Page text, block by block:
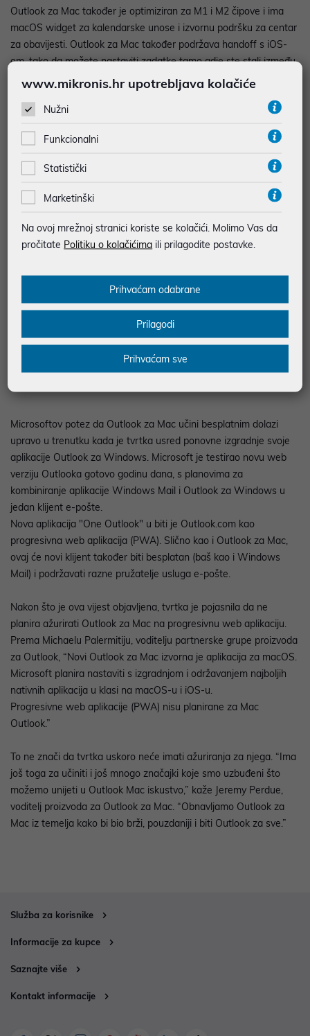
Outlook za Mac također je optimiziran za M1 i M2 čipove i ima
macOS widget za kalendarske unose i izvornu podršku za centar
za obavijesti. Outlook za Mac također podržava handoff s iOS-
om, tako da možete nastaviti zadatke tamo gdje ste stali između
iOS i Mac uređaja.
Microsoft će također uskoro dodati opciju zavirivanja u traku
aplikacije Outlook za Mac. Proizvođač softvera također planira
podržati Appleov Focus doživljaj s novim Outlook profilima koji
uskoro dolaze.
Microsoftov potez da Outlook za Mac učini besplatnim dolazi
upravo u trenutku kada je tvrtka usred ponovne izgradnje svoje
aplikacije Outlook za Windows. Microsoft je testirao novu web
verziju Outlooka gotovo godinu dana, s planovima za
kombiniranje aplikacije Windows Mail i Outlook za Windows u
jedan klijent e-pošte.
Nova aplikacija "One Outlook" u biti je Outlook.com kao
progresivna web aplikacija (PWA). Slično kao i Outlook za Mac,
ovaj će novi klijent također biti besplatan (baš kao i Windows
Mail) i podržavati razne pružatelje usluga e-pošte.
Nakon što je ova vijest objavljena, tvrtka je pojasnila da ne
planira ažurirati Outlook za Mac na progresivnu web aplikaciju.
Prema Michaelu Palermitiju, voditelju partnerske grupe proizvoda
za Outlook, “Novi Outlook za Mac izvorna je aplikacija za macOS.
Microsoft planira nastaviti s izgradnjom i održavanjem najboljih
nativnih aplikacija u klasi na macOS-u i iOS-u.
Progresivne web aplikacije (PWA) nisu planirane za Mac
Outlook.”
To ne znači da tvrtka uskoro neće imati ažuriranja za njega. “Ima
još toga za učiniti i još mnogo značajki koje smo uzbuđeni što
možemo unijeti u Outlook Mac iskustvo,” kaže Jeremy Perdue,
voditelj proizvoda za Outlook za Mac. “Obnavljamo Outlook za
Mac iz temelja kako bi bio brži, pouzdaniji i biti Outlook za sve.”
Služba za korisnike
Informacije za kupce
Saznajte više
Kontakt informacije
www.mikronis.hr upotrebljava kolačiće
Nužni
Funkcionalni
Statistički
Marketinški
Na ovoj mrežnoj stranici koriste se kolačići. Molimo Vas da
pročitate Politiku o kolačićima ili prilagodite postavke.
Prihvaćam odabrane
Prilagodi
Prihvaćam sve